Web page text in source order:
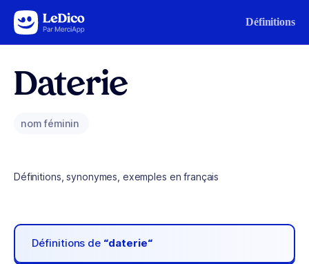
Aller au contenu Définitions
Daterie
nom féminin
Définitions, synonymes, exemples en français
Définitions de “daterie“